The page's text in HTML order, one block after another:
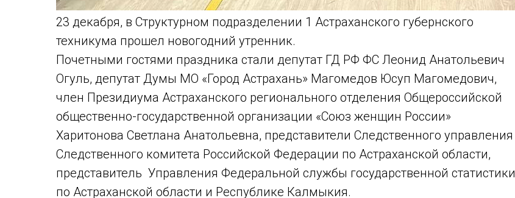
23 декабря, в Структурном подразделении 1 Астраханского губернского
техникума прошел новогодний утренник.
Почетными гостями праздника стали депутат ГД РФ ФС Леонид Анатольевич
Огуль, депутат Думы МО «Город Астрахань» Магомедов Юсуп Магомедович,
член Президиума Астраханского регионального отделения Общероссийской
общественно-государственной организации «Союз женщин России»
Харитонова Светлана Анатольевна, представители Следственного управления
Следственного комитета Российской Федерации по Астраханской области,
представитель Управления Федеральной службы государственной статистики
по Астраханской области и Республике Калмыкия.